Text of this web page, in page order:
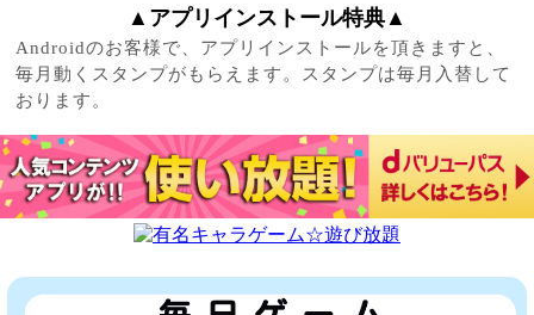
▲アプリインストール特典▲
Androidのお客様で、アプリインストールを頂きますと、
毎月動くスタンプがもらえます。スタンプは毎月入替して
おります。